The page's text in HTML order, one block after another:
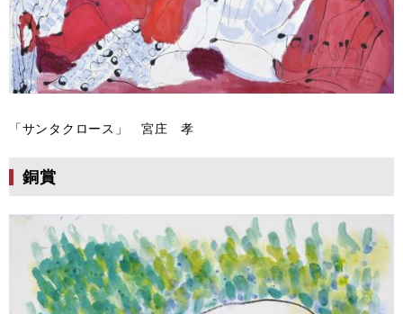
「サンタクロース」 宮庄 孝
銅賞